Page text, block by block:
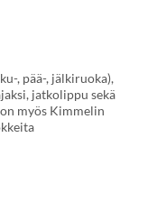
, pää-, jälkiruoka),
jatkolippu sekä
myös Kimmelin